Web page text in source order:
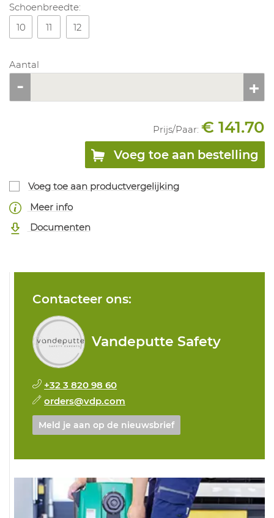
Schoenbreedte:
10
11 12
Aantal
Prijs/Paar: € 141.70
Voeg toe aan bestelling
Voeg toe aan productvergelijking
Meer info
Documenten
Contacteer ons:
Vandeputte Safety
+32 3 820 98 60
orders@vdp.com
Meld je aan op de nieuwsbrief